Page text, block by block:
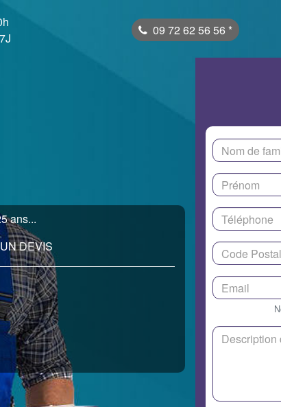
09 72 62 56 56 *
ans...
DEVIS